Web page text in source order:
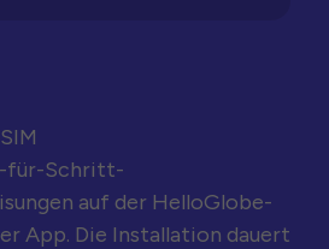
für-Schritt-
auf der HelloGlobe-
App. Die Installation dauert